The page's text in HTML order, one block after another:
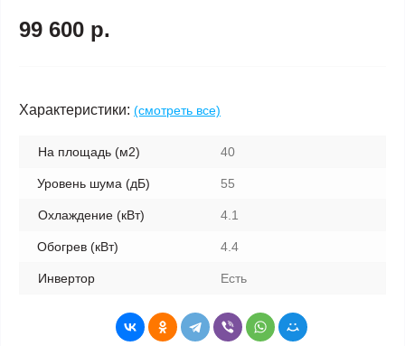
99 600 р.
Характеристики: (смотреть все)
На площадь (м2) 40
Уровень шума (дБ) 55
Охлаждение (кВт) 4.1
Обогрев (кВт) 4.4
Инвертор Есть